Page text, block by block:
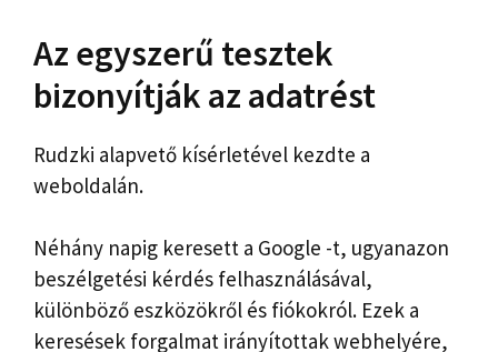
Az egyszerű tesztek
bizonyítják az adatrést
Rudzki alapvető kísérletével kezdte a
weboldalán.
Néhány napig keresett a Google -t, ugyanazon
beszélgetési kérdés felhasználásával,
különböző eszközökről és fiókokról. Ezek a
keresések forgalmat irányítottak webhelyére,